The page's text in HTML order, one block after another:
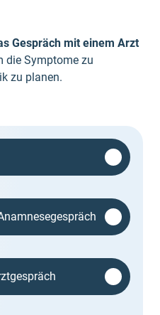
Gespräch mit einem Arzt
die Symptome zu
zu planen.